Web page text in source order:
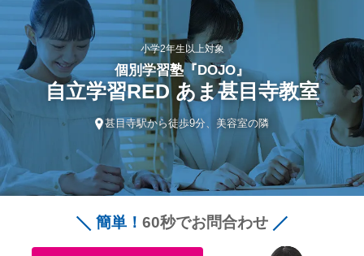
小学2年生以上対象
個別学習塾『DOJO』
自立学習RED あま甚目寺教室
甚目寺駅から徒歩9分、美容室の隣
簡単！ 60秒でお問合わせ